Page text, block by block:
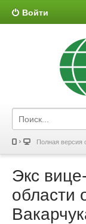
Войти
Полная версия
Экс
области